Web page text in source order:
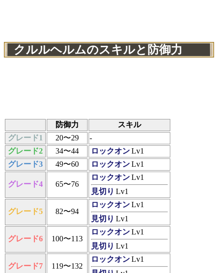
クルルヘルムのスキルと防御力
防御力
スキル
グレード1
20〜29
-
グレード2
34〜44 ロックオンLv1
グレード3
49〜60 ロックオンLv1
グレード4 65〜76
ロックオンLv1
見切り Lv1
グレード5 82〜94
ロックオンLv1
見切り Lv1
グレード6 100〜113
ロックオンLv1
見切り Lv1
グレード7 119〜132
ロックオンLv1